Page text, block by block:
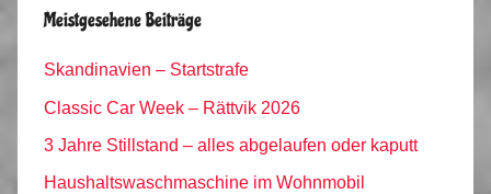
Meistgesehene Beiträge
Skandinavien – Startstrafe
Classic Car Week – Rättvik 2026
3 Jahre Stillstand – alles abgelaufen oder kaputt
Haushaltswaschmaschine im Wohnmobil